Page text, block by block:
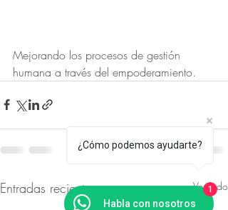
Mejorando los procesos de gestión
humana a través del empoderamiento.
Entradas recientes Ver todo
¿Cómo podemos ayudarte?
Habla con nosotros
1